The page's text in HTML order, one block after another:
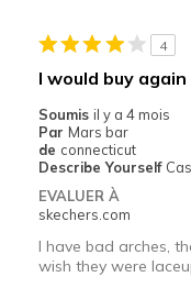
4
I would buy
Soumis il y a 4 mois
Par Mars bar
de connecticut
Describe Yourself
EVALUER À
skechers.com
I have bad arches,
wish they were